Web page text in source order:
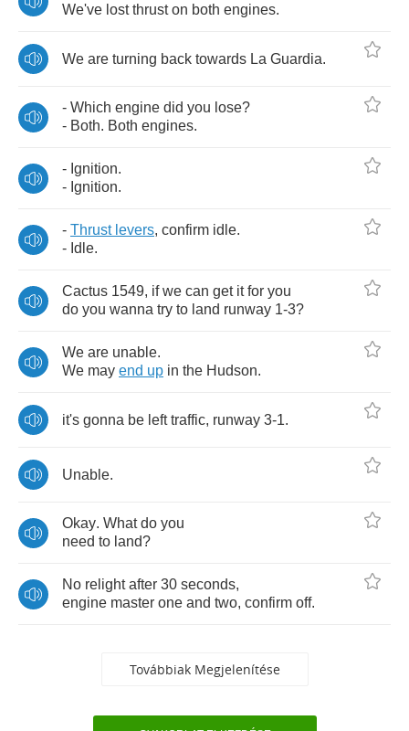
We've lost thrust on both engines.
We are turning back towards La Guardia.
- Which engine did you lose?
- Both. Both engines.
- Ignition.
- Ignition.
- Thrust levers, confirm idle.
- Idle.
Cactus 1549, if we can get it for you
do you wanna try to land runway 1-3?
We are unable.
We may end up in the Hudson.
it's gonna be left traffic, runway 3-1.
Unable.
Okay. What do you
need to land?
No relight after 30 seconds,
engine master one and two, confirm off.
Továbbiak Megjelenítése